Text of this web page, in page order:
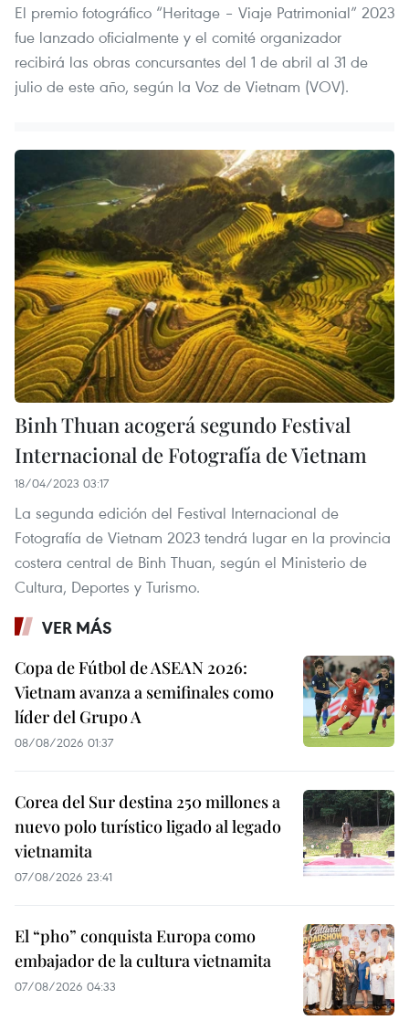
El premio fotográfico “Heritage – Viaje Patrimonial” 2023
fue lanzado oficialmente y el comité organizador
recibirá las obras concursantes del 1 de abril al 31 de
julio de este año, según la Voz de Vietnam (VOV).
Binh Thuan acogerá segundo Festival
Internacional de Fotografía de Vietnam
18/04/2023 03:17
La segunda edición del Festival Internacional de
Fotografía de Vietnam 2023 tendrá lugar en la provincia
costera central de Binh Thuan, según el Ministerio de
Cultura, Deportes y Turismo.
VER MÁS
Copa de Fútbol de ASEAN 2026:
Vietnam avanza a semifinales como
líder del Grupo A
08/08/2026 01:37
Corea del Sur destina 250 millones a
nuevo polo turístico ligado al legado
vietnamita
07/08/2026 23:41
El “pho” conquista Europa como
embajador de la cultura vietnamita
07/08/2026 04:33